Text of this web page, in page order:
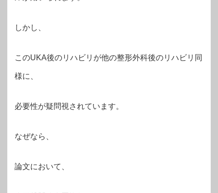
しかし、
このUKA後のリハビリが他の整形外科後のリハビリ同
様に、
必要性が疑問視されています。
なぜなら、
論文において、